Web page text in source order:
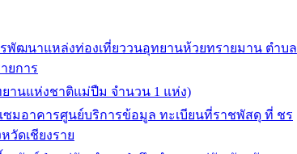
พัฒนาแหล่งท่องเที่ยววนอุทยานห้วยทรายมาน ตำบล
ยการ
านแห่งชาติแม่ปืม จำนวน 1 แห่ง)
มอาคารศูนย์บริการข้อมูล ทะเบียนที่ราชพัสดุ ที่ ชร
วัดเชียงราย